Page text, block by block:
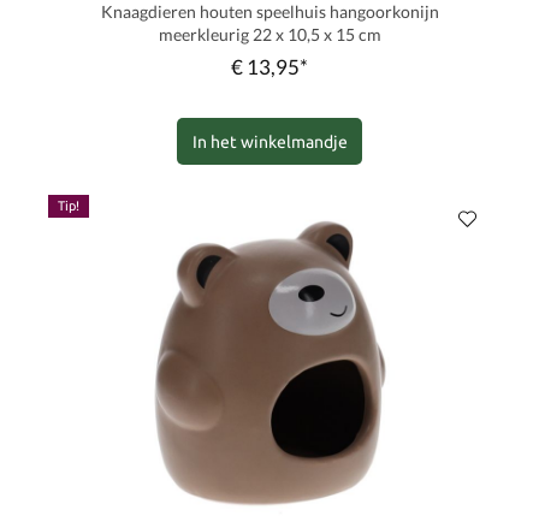
Knaagdieren houten speelhuis hangoorkonijn
meerkleurig 22 x 10,5 x 15 cm
€ 13,95*
In het winkelmandje
Tip!